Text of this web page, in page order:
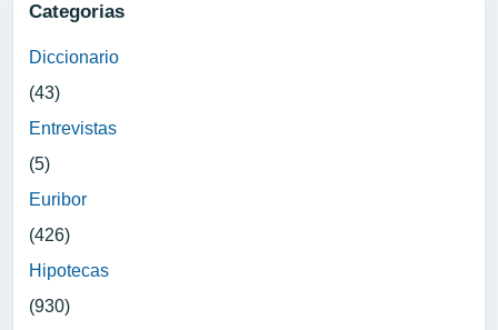
Categorias
Diccionario
(43)
Entrevistas
(5)
Euribor
(426)
Hipotecas
(930)